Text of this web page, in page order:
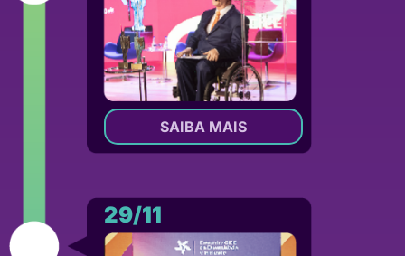
SAIBA MAIS
29/11